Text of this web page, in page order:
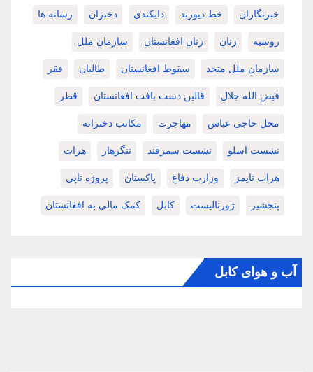
خبرنگاران خط دیورند دایکندی دختران رسانه ها
روسیه زنان زنان افغانستان سازمان ملل
سازمان ملل متحد سقوط افغانستان طالبان فقر
فیض الله جلال قالین دست بافت افغانستان قطر
محل حاجی عباس مهاجرت مکاتب دخترانه
نشست اسلو نشست سمرقند ننگرهار هرات
هرات تایمز وزارت دفاع پاکستان پروژه تاپی
پنجشیر ژورنالیست کابل کمک مالی به افغانستان
آب و هوای کابل